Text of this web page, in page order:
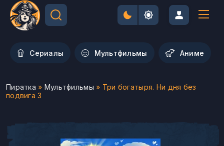
Сериалы Мультфильмы Aниме
Пиратка » Мультфильмы » Три богатыря. Ни дня без
подвига 3